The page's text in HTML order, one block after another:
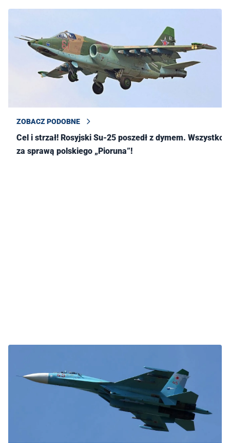
ZOBACZ PODOBNE
Cel i strzał! Rosyjski Su-25 poszedł z dymem. Wszystko
za sprawą polskiego „Pioruna”!